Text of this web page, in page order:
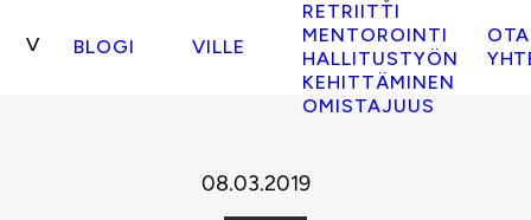
BLOGI VILLE
RETRIITTI
MENTOROINTI
HALLITUSTYÖN
KEHITTÄMINEN
OMISTAJUUS
OTA
08.03.2019